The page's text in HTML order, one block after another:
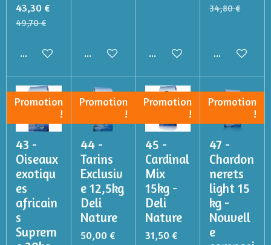
43,30 €
49,70 €
Ajouter au panierAjouter au panierAjouter au panier
34,80 €
Ajouter au
Promotion
!
43 -
Oiseaux
exotiqu
es
africain
s
Suprem
Promotion
!
44 -
Tarins
Exclusiv
e 12,5kg
Deli
Nature
50,00 €
Promotion
!
45 -
Cardinal
Mix
15kg -
Deli
Nature
31,50 €
Promotion
!
47 -
Chardon
nerets
light 15
kg -
Nouvell
e